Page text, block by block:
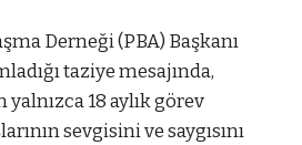
Derneği (PBA) Başkanı
taziye mesajında,
yalnızca 18 aylık görev
sevgisini ve saygısını